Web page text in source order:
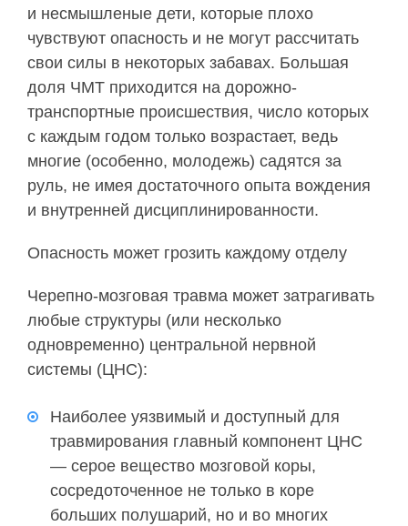
и несмышленые дети, которые плохо
чувствуют опасность и не могут рассчитать
свои силы в некоторых забавах. Большая
доля ЧМТ приходится на дорожно-
транспортные происшествия, число которых
с каждым годом только возрастает, ведь
многие (особенно, молодежь) садятся за
руль, не имея достаточного опыта вождения
и внутренней дисциплинированности.
Опасность может грозить каждому отделу
Черепно-мозговая травма может затрагивать
любые структуры (или несколько
одновременно) центральной нервной
системы (ЦНС):
Наиболее уязвимый и доступный для
травмирования главный компонент ЦНС
— серое вещество мозговой коры,
сосредоточенное не только в коре
больших полушарий, но и во многих